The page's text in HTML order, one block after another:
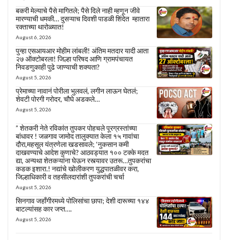
बकरी मेल्याचे पैसे मागितले; पैसे दिले नाही म्हणून जीवे
मारण्याची धमकी… दुसऱ्याच दिवशी पाडळी शिंदेत म्हातारा
रक्ताच्या थारोळ्यात!
August 6, 2026
पुन्हा एसआयआर मोहीम लांबली! अंतिम मतदार यादी आता
२७ ऑक्टोबरला! जिल्हा परिषद आणि ग्रामपंचायत
निवडणुकाही पुढे जाण्याची शक्यता?
August 5, 2026
प्रेमाच्या नावानं पोरीला भुलवलं, लगीन लाऊन घेतलं;
शेवटी पोरगी गरोदर, चौघे अडकले…
August 5, 2026
” शेतकरी नेते रविकांत तुपकर पोहचले पूरग्रस्तांच्या
बांधावर ! जळगाव जामोद तालुक्यात केला १५ गावांचा
दौरा,महसूल यंत्रणेला खडसावले; ‘नुकसान कमी
दाखवण्याचे आदेश कुणाचे? आठवड्यात १०० टक्के मदत
द्या, अन्यथा शेतकऱ्यांना घेऊन रस्त्यावर उतरू…तुपकरांचा
कडक इशारा.! नद्यांचे खोलीकरण युद्धपातळीवर करा,
जिल्हाधिकारी व तहसीलदारांशी तुपकरांची चर्चा
August 5, 2026
सिनगाव जहाँगीरमध्ये पोलिसांचा छापा; देशी दारूच्या १४४
बाटल्यांसह कार जप्त….
August 5, 2026